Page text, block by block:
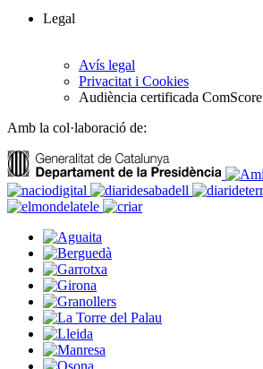
Legal
Avís legal
Privacitat i Cookies
Audiència certificada ComScore
Amb la col·laboració de: